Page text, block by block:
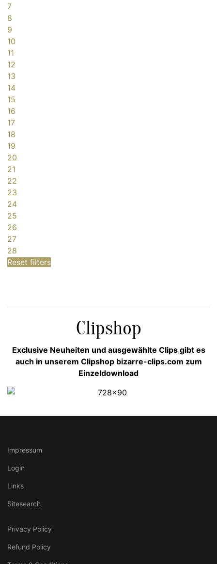
7
8
9
10
11
12
13
14
15
16
17
18
19
20
21
22
23
24
25
26
27
28
Reset filters
Clipshop
Exclusive Neuheiten und ausgewählte Clips gibt es
auch in unserem Clipshop bizarre-clips.com zum
Einzeldownload
Impressum
Login
Links
Sitesearch
Privacy Policy
Refund Policy